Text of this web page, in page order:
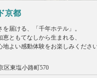
京都
届ける、「千年ホテル」。
ともてなしから生まれる、
地よい感動体験をお楽しみください
区東塩小路町570